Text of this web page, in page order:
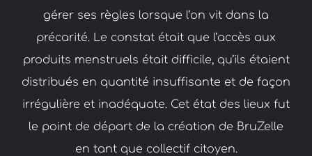
gérer ses règles lorsque l’on vit dans la
précarité. Le constat était que l’accès aux
produits menstruels était difficile, qu’ils étaient
distribués en quantité insuffisante et de façon
irrégulière et inadéquate. Cet état des lieux fut
le point de départ de la création de BruZelle
en tant que collectif citoyen.